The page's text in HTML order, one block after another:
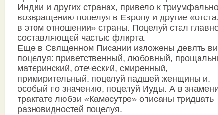
Индии и других странах, привело к
возвращению поцелуя в Европу и другие
в этом отношении» страны. Поцелуй стал
составляющей частью флирта.
Еще в Священном Писании изложены девять
поцелуя: приветственный, любовный,
материнский, отеческий, смиренный,
примирительный, поцелуй падшей женщины и,
особый по значению, поцелуй Иуды. А в
трактате любви «Камасутре» описаны тридцать
разновидностей поцелуя.